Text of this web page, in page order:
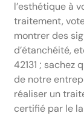
l’esthétique à
traitement,
montrer des
d’étanchéité,
42131 ; sachez
de notre
réaliser un
certifié par le